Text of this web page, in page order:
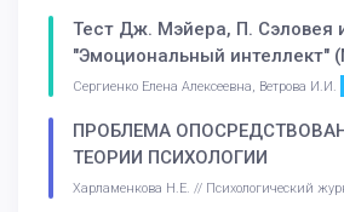
Тест Дж. Мэйера, П. Сэловея
"Эмоциональный интеллект"
Сергиенко Елена Алексеевна, Ветрова И.И.
ПРОБЛЕМА
ТЕОРИИ ПСИХОЛОГИИ
Харламенкова Н.Е. // Психологический